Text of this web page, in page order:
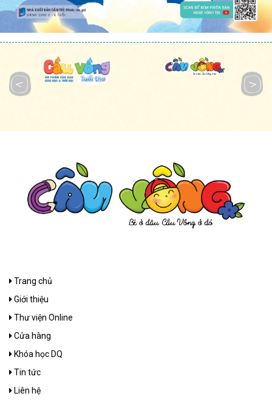
Trang chủ
Giới thiệu
Thư viện Online
Cửa hàng
Khóa học DQ
Tin tức
Liên hệ